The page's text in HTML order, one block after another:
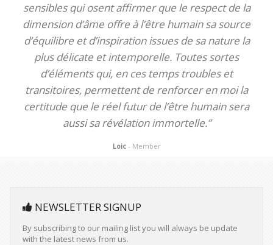
sensibles qui osent affirmer que le respect de la
dimension d’âme offre à l’être humain sa source
d’équilibre et d’inspiration issues de sa nature la
plus délicate et intemporelle. Toutes sortes
d’éléments qui, en ces temps troubles et
transitoires, permettent de renforcer en moi la
certitude que le réel futur de l’être humain sera
aussi sa révélation immortelle.”
Loic - Member
NEWSLETTER SIGNUP
By subscribing to our mailing list you will always be update
with the latest news from us.